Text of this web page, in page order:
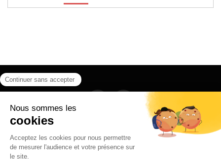
Instagram
CONTACT
POLITIQUE DE CONFIDENTIALITÉ